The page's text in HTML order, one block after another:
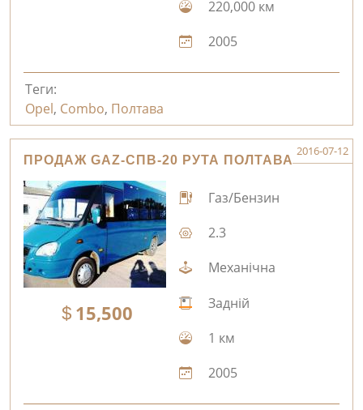
220,000 км
2005
Теги:
Opel, Combo, Полтава
ПРОДАЖ GAZ-СПВ-20 РУТА ПОЛТАВА
2016-07-12
15,500
Газ/Бензин
2.3
Механічна
Задній
1 км
2005